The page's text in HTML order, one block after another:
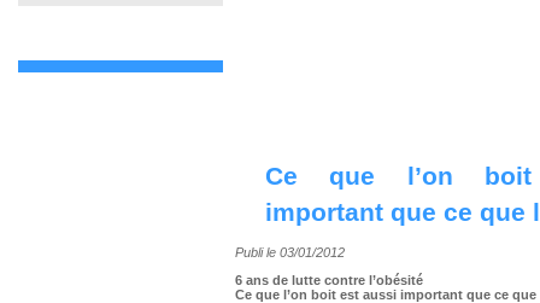
Ce que l’on
important que ce que
Publi le 03/01/2012
6 ans de lutte contre l’obésité
Ce que l’on boit est aussi important que ce que